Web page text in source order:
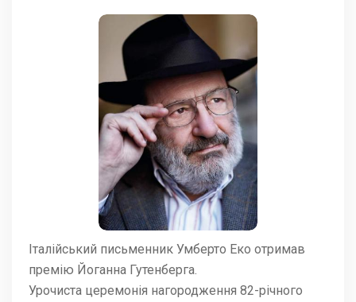
Італійський письменник Умберто Еко отримав
премію Йоганна Гутенберга.
Урочиста церемонія нагородження 82-річного